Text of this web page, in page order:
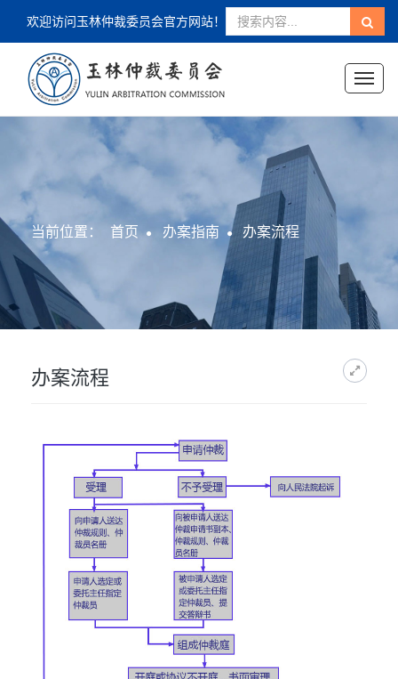
欢迎访问玉林仲裁委员会官方网站！
当前位置： 首页 办案指南 办案流程
办案流程